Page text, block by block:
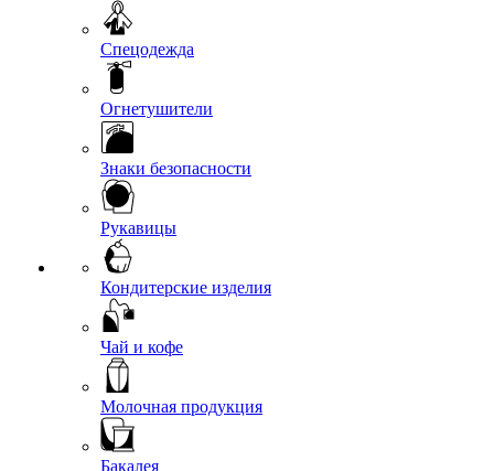
Спецодежда
Огнетушители
Знаки безопасности
Рукавицы
Кондитерские изделия
Чай и кофе
Молочная продукция
Бакалея